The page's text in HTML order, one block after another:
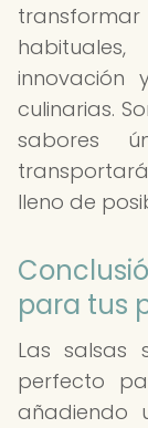
innovación
culinarias.
sabores
lleno de
para tus
Las salsas
perfecto
añadiendo